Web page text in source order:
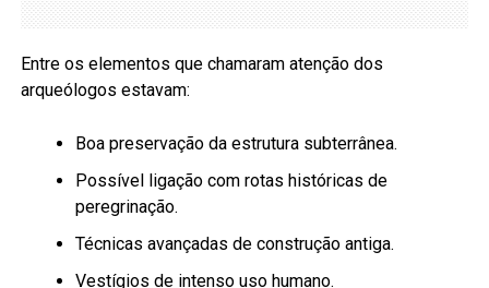
Entre os elementos que chamaram atenção dos
arqueólogos estavam:
Boa preservação da estrutura subterrânea.
Possível ligação com rotas históricas de
peregrinação.
Técnicas avançadas de construção antiga.
Vestígios de intenso uso humano.